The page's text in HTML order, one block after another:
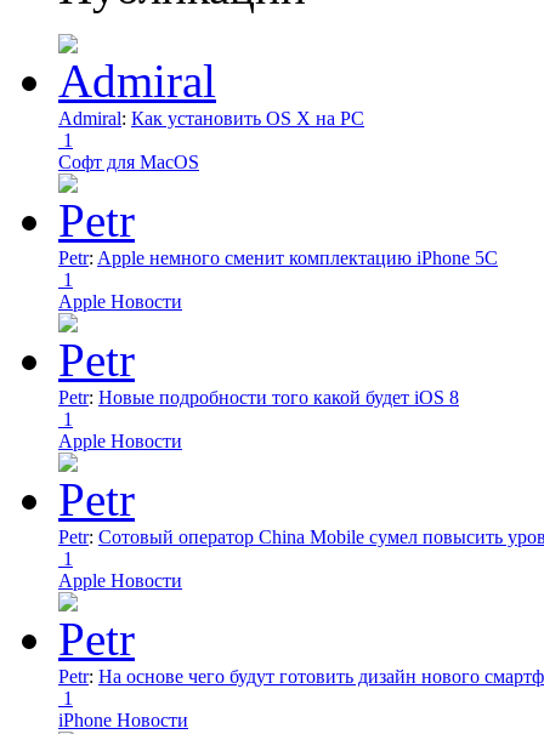
Admiral: Как установить OS X на PC
1
Софт для MacOS
Petr: Apple немного сменит комплектацию iPhone 5C
1
Apple Новости
Petr: Новые подробности того какой будет iOS 8
1
Apple Новости
Petr: Сотовый оператор China Mobile сумел повысить
1
Apple Новости
Petr: На основе чего будут готовить дизайн нового
1
iPhone Новости